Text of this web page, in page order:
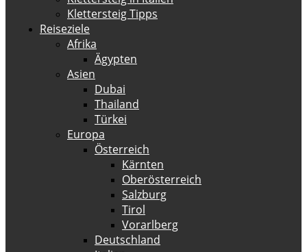
Klettersteig Tipps
Reiseziele
Afrika
Ägypten
Asien
Dubai
Thailand
Türkei
Europa
Österreich
Kärnten
Oberösterreich
Salzburg
Tirol
Vorarlberg
Deutschland